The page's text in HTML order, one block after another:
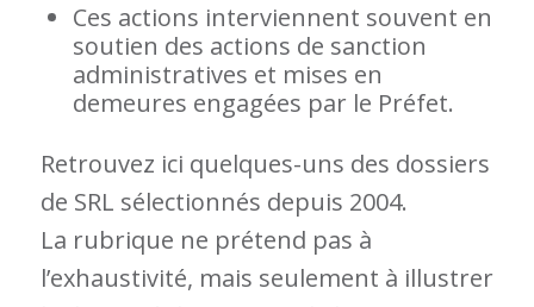
Ces actions interviennent souvent en
soutien des actions de sanction
administratives et mises en
demeures engagées par le Préfet.
Retrouvez ici quelques-uns des dossiers
de SRL sélectionnés depuis 2004.
La rubrique ne prétend pas à
l’exhaustivité, mais seulement à illustrer